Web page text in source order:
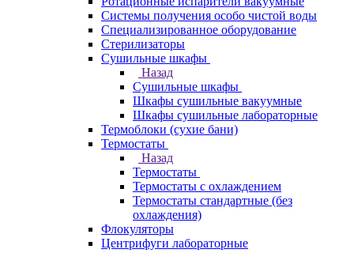
Системы получения особо чистой воды
Специализированное оборудование
Стерилизаторы
Сушильные шкафы
Назад
Сушильные шкафы
Шкафы сушильные вакуумные
Шкафы сушильные лабораторные
Термоблоки (сухие бани)
Термостаты
Назад
Термостаты
Термостаты с охлаждением
Термостаты стандартные (без
охлаждения)
Флокуляторы
Центрифуги лабораторные